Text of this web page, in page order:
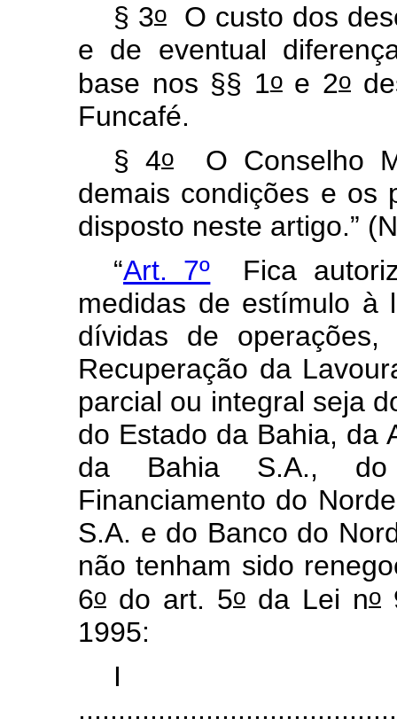
§ 3o O custo dos
e de eventual
base nos §§ 1oe 2o
Funcafé.
§ 4o O Conselho
demais condições e os
disposto neste artigo.”
“Art. 7º Fica
medidas de estímulo à
dívidas de
Recuperação da
parcial ou integral seja
do Estado da Bahia, da
da Bahia S.A., do
Financiamento do
S.A. e do Banco do
não tenham sido
6o do art. 5o da Lei no
1995:
I